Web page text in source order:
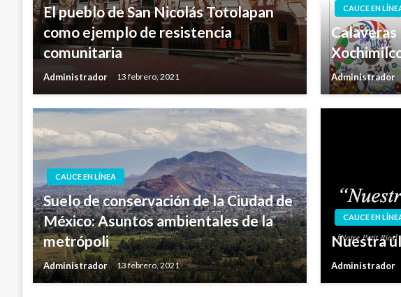
El pueblo de San Nicolás Totolapan
como ejemplo de resistencia
comunitaria
Administrador 13 febrero, 2021
CAUCE EN
Administrador
CAUCE EN LÍNEA
Suelo de conservación de la Ciudad de
México: Asuntos ambientales de la
metrópoli
Administrador 13 febrero, 2021
CAUCE EN
Nuestra
Administrador